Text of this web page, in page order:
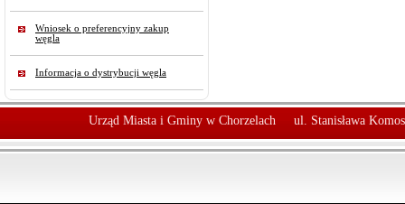
Wniosek o preferencyjny zakup
węgla
Informacja o dystrybucji węgla
Urząd Miasta i Gminy w Chorzelach ul. Stanisława